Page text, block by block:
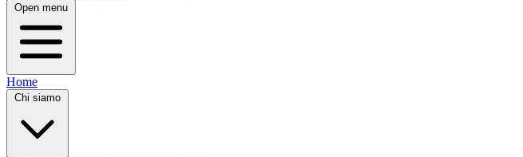
Open menu
Home
Chi siamo